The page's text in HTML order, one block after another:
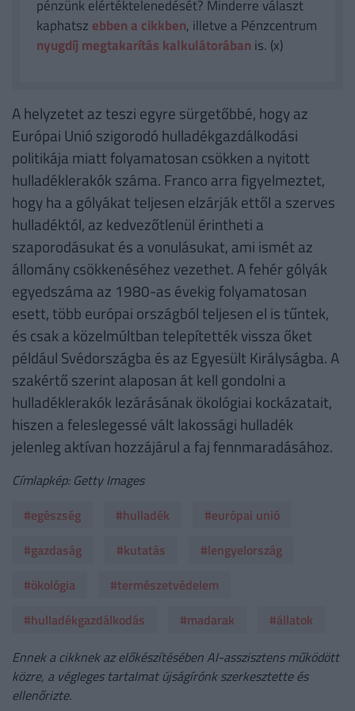
pénzünk elértéktelenedését? Minderre választ
kaphatsz ebben a cikkben, illetve a Pénzcentrum
nyugdíj megtakarítás kalkulátorában is. (x)
A helyzetet az teszi egyre sürgetőbbé, hogy az
Európai Unió szigorodó hulladékgazdálkodási
politikája miatt folyamatosan csökken a nyitott
hulladéklerakók száma. Franco arra figyelmeztet,
hogy ha a gólyákat teljesen elzárják ettől a szerves
hulladéktól, az kedvezőtlenül érintheti a
szaporodásukat és a vonulásukat, ami ismét az
állomány csökkenéséhez vezethet. A fehér gólyák
egyedszáma az 1980-as évekig folyamatosan
esett, több európai országból teljesen el is tűntek,
és csak a közelmúltban telepítették vissza őket
például Svédországba és az Egyesült Királyságba. A
szakértő szerint alaposan át kell gondolni a
hulladéklerakók lezárásának ökológiai kockázatait,
hiszen a feleslegessé vált lakossági hulladék
jelenleg aktívan hozzájárul a faj fennmaradásához.
Címlapkép: Getty Images
#egészség
#hulladék
#európai unió
#gazdaság
#kutatás
#lengyelország
#ökológia
#természetvédelem
#hulladékgazdálkodás
#madarak
#állatok
Ennek a cikknek az előkészítésében AI-asszisztens működött
közre, a végleges tartalmat újságírónk szerkesztette és
ellenőrizte.